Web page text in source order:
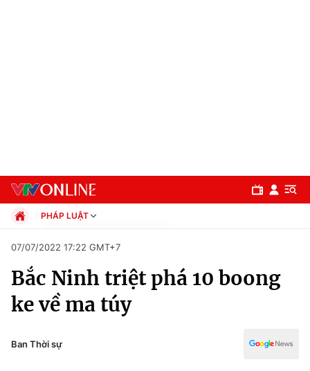
Chuyên mục
Chính trị
PHÁP LUẬT
Xã hội
Pháp luật
Kinh tế
Thể thao
Văn hóa - Giải trí
07/07/2022 17:22 GMT+7
Bắc Ninh triệt phá 10 boong
ke về ma túy
Ban Thời sự